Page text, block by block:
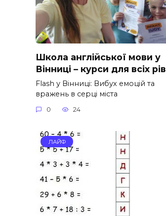
Школа англійської мови у
Вінниці – курси для всіх
Flash у Вінниці: Вибух емоцій та
вражень в серці міста
0 24
ЛАЙФ